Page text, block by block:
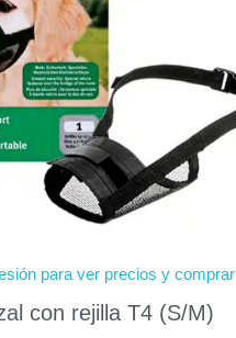
para ver precios y comprar
con rejilla T4 (S/M)